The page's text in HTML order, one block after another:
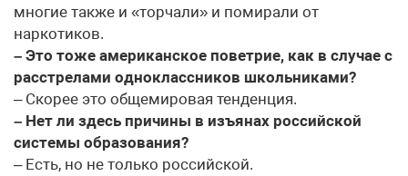
многие также и «торчали» и помирали от
наркотиков.
– Это тоже американское поветрие, как в случае с
расстрелами одноклассников школьниками?
– Скорее это общемировая тенденция.
– Нет ли здесь причины в изъянах российской
системы образования?
– Есть, но не только российской.